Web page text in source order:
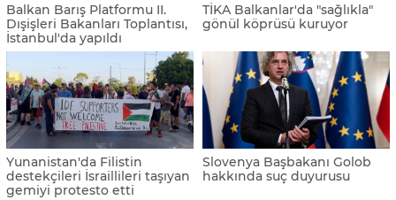
Balkan Barış Platformu II.
Dışişleri Bakanları Toplantısı,
İstanbul'da yapıldı
TİKA Balkanlar'da "sağlıkla"
gönül köprüsü kuruyor
Yunanistan'da Filistin
destekçileri İsraillileri taşıyan
gemiyi protesto etti
Slovenya Başbakanı Golob
hakkında suç duyurusu